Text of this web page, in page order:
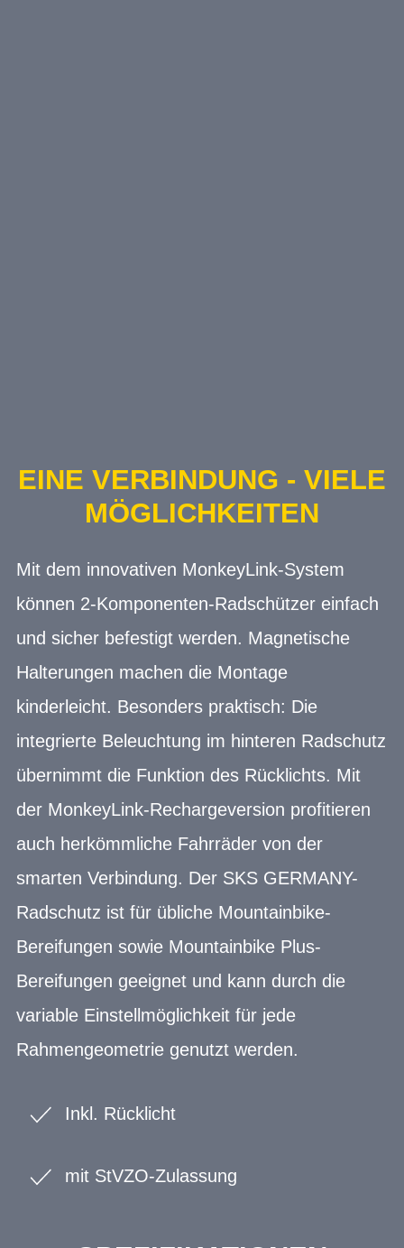
EINE VERBINDUNG - VIELE
MÖGLICHKEITEN
Mit dem innovativen MonkeyLink-System
können 2-Komponenten-Radschützer einfach
und sicher befestigt werden. Magnetische
Halterungen machen die Montage
kinderleicht. Besonders praktisch: Die
integrierte Beleuchtung im hinteren Radschutz
übernimmt die Funktion des Rücklichts. Mit
der MonkeyLink-Rechargeversion profitieren
auch herkömmliche Fahrräder von der
smarten Verbindung. Der SKS GERMANY-
Radschutz ist für übliche Mountainbike-
Bereifungen sowie Mountainbike Plus-
Bereifungen geeignet und kann durch die
variable Einstellmöglichkeit für jede
Rahmengeometrie genutzt werden.
Inkl. Rücklicht
mit StVZO-Zulassung